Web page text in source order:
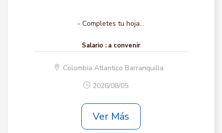
- Completes tu hoja...
Salario : a convenir
Colombia Atlantico Barranquilla
2026/08/05
Ver Más